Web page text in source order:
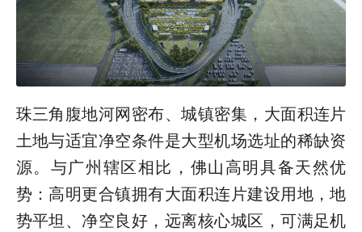
珠三角腹地河网密布、城镇密集，大面积连片
土地与适宜净空条件是大型机场选址的稀缺资
源。与广州辖区相比，佛山高明具备天然优
势：高明更合镇拥有大面积连片建设用地，地
势平坦、净空良好，远离核心城区，可满足机